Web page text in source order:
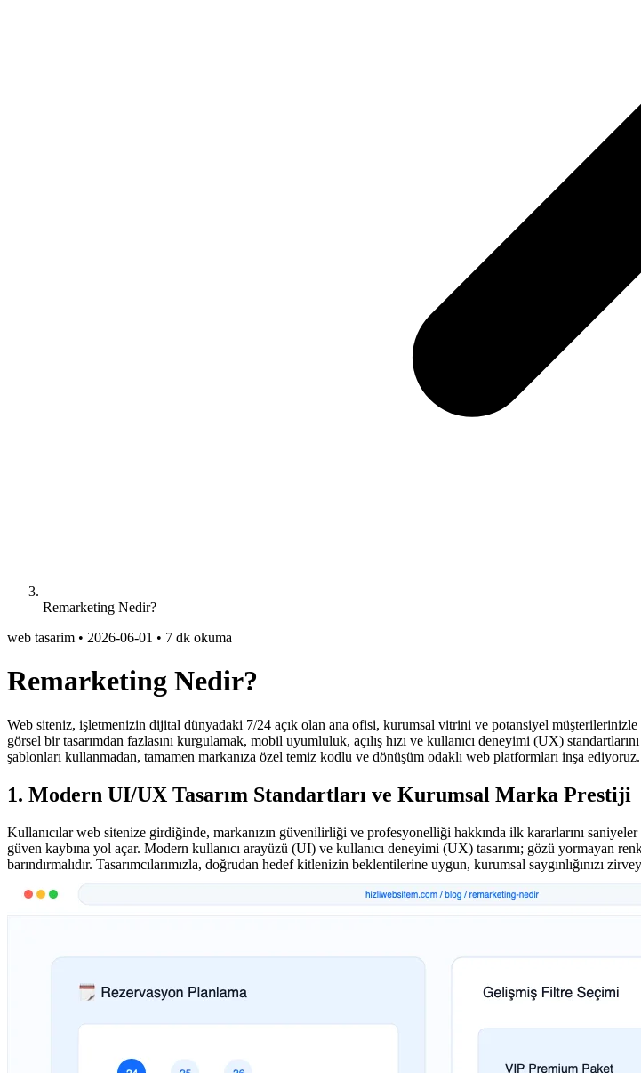
Remarketing Nedir?
web tasarim • 2026-06-01 • 7 dk okuma
Remarketing Nedir?
Web siteniz, işletmenizin dijital dünyadaki 7/24 açık olan ana ofisi, kurumsal vitrini ve potansiyel müşterilerinizle
görsel bir tasarımdan fazlasını kurgulamak, mobil uyumluluk, açılış hızı ve kullanıcı deneyimi (UX)
şablonları kullanmadan, tamamen markanıza özel temiz kodlu ve dönüşüm odaklı web platformları inşa ediyoruz.
1. Modern UI/UX Tasarım Standartları ve Kurumsal Marka Prestiji
Kullanıcılar web sitenize girdiğinde, markanızın güvenilirliği ve profesyonelliği hakkında ilk kararlarını
güven kaybına yol açar. Modern kullanıcı arayüzü (UI) ve kullanıcı deneyimi (UX) tasarımı; gözü yormayan
barındırmalıdır. Tasarımcılarımızla, doğrudan hedef kitlenizin beklentilerine uygun, kurumsal saygınlığınızı